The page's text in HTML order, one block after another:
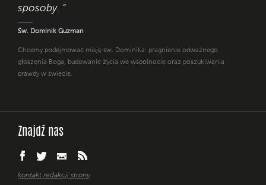
sposoby. "
Św. Dominik Guzman
Chcemy podejmować misję św. Dominika: pragnienie odważnego
głoszenia Boga, budowanie życia we wspólnocie oraz poszukiwania
prawdy w świecie.
Znajdź nas
kontakt redakcji strony